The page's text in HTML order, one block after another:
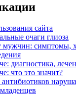
сайта
очаги глиоза
симптомы,
диагностика,
что это значит?